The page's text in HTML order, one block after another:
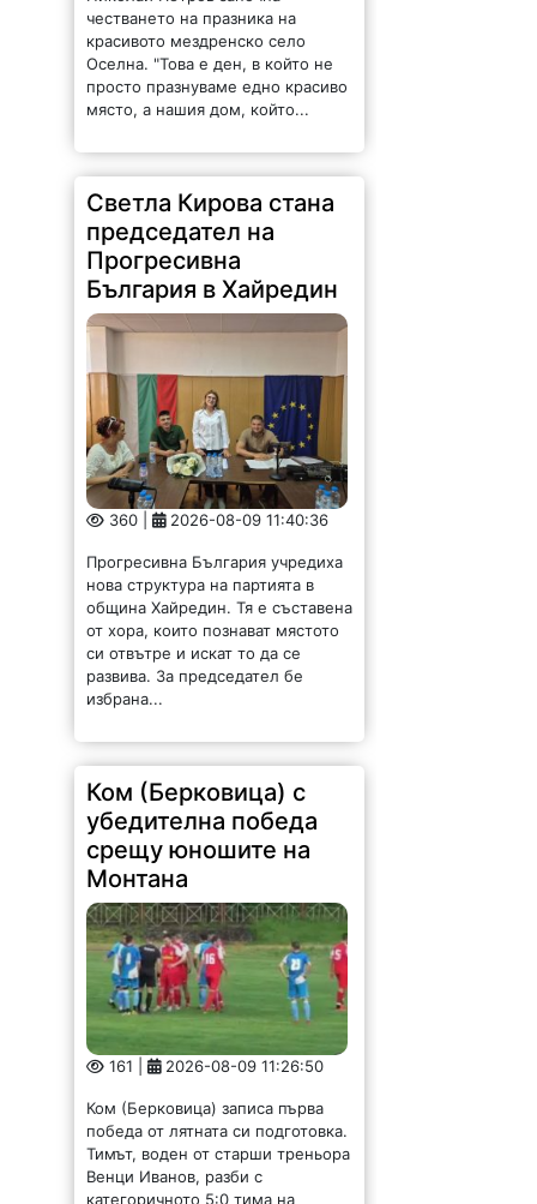
честването на празника на
красивото мездренско село
Оселна. "Това е ден, в който не
просто празнуваме едно красиво
място, а нашия дом, който...
Светла Кирова стана
председател на
Прогресивна
България в Хайредин
360 | 2026-08-09 11:40:36
Прогресивна България учредиха
нова структура на партията в
община Хайредин. Тя е съставена
от хора, които познават мястото
си отвътре и искат то да се
развива. За председател бе
избрана...
Ком (Берковица) с
убедителна победа
срещу юношите на
Монтана
161 | 2026-08-09 11:26:50
Ком (Берковица) записа първа
победа от лятната си подготовка.
Тимът, воден от старши треньора
Венци Иванов, разби с
категоричното 5:0 тима на